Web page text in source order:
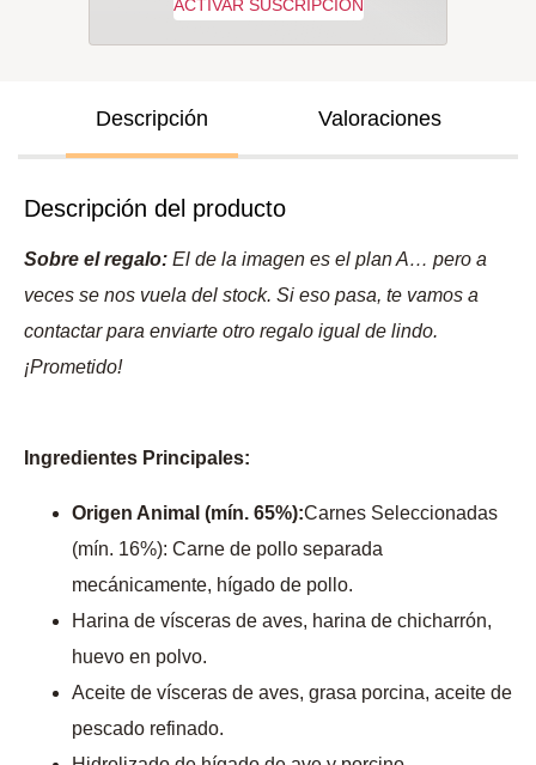
Descripción Valoraciones
Descripción del producto
Sobre el regalo: El de la imagen es el plan A… pero a
veces se nos vuela del stock. Si eso pasa, te vamos a
contactar para enviarte otro regalo igual de lindo.
¡Prometido!
Ingredientes Principales:
Origen Animal (mín. 65%):Carnes Seleccionadas
(mín. 16%): Carne de pollo separada
mecánicamente, hígado de pollo.
Harina de vísceras de aves, harina de chicharrón,
huevo en polvo.
Aceite de vísceras de aves, grasa porcina, aceite de
pescado refinado.